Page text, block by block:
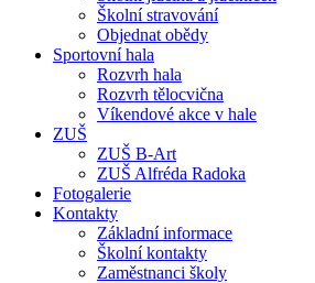
Školní stravování
Objednat obědy
Sportovní hala
Rozvrh hala
Rozvrh tělocvična
Víkendové akce v hale
ZUŠ
ZUŠ B-Art
ZUŠ Alfréda Radoka
Fotogalerie
Kontakty
Základní informace
Školní kontakty
Zaměstnanci školy